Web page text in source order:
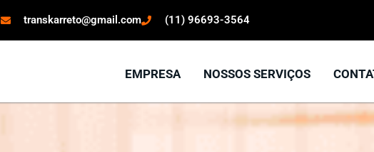
transkarreto@gmail.com (11) 96693-3564
EMPRESA NOSSOS SERVIÇOS